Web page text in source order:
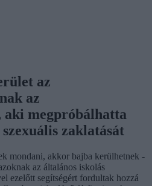
az
az
aki megpróbálhatta
zaklatását
mondani, akkor bajba kerülhetnek -
az általános iskolás
ezelőtt segítségért fordultak hozzá